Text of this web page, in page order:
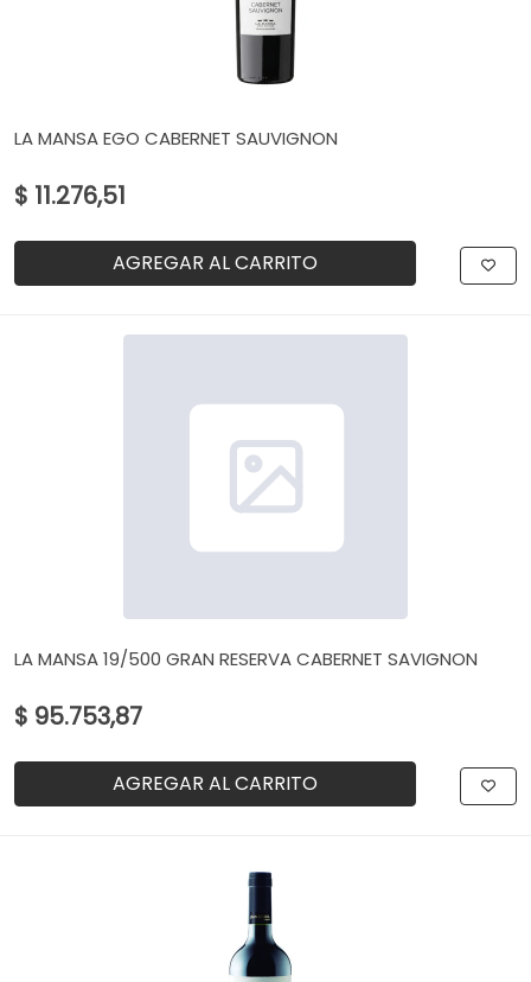
LA MANSA EGO CABERNET SAUVIGNON
$ 11.276,51
AGREGAR AL CARRITO
LA MANSA 19/500 GRAN RESERVA CABERNET SAVIGNON
$ 95.753,87
AGREGAR AL CARRITO